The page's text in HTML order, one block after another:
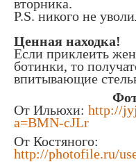
вторника.
P.S. никого не
Ценная находка!
Если приклеить
ботинки, то
впитывающие
От Ильюхи: http://
a=BMN-cJLr
От Костяного:
http://photofile.ru/